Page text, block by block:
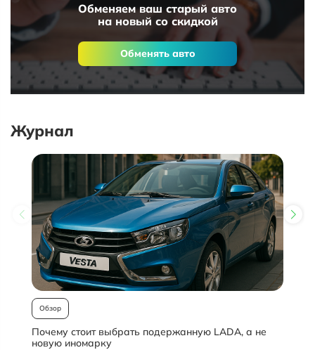
Обменяем ваш старый авто
на новый со скидкой
Обменять авто
Журнал
Обзор
Почему стоит выбрать подержанную LADA, а не
новую иномарку